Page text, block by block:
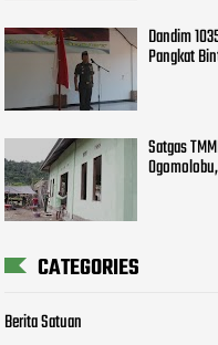
Dandim
Pangkat
Satgas
CATEGORIES
Berita Satuan